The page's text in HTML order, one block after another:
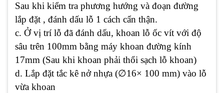
Sau khi kiểm tra phương hướng và đoạn đường
lắp đặt , đánh dấu lỗ 1 cách cẩn thận.
c. Ở vị trí lỗ đã đánh dấu, khoan lỗ ốc vít với độ
sâu trên 100mm bằng máy khoan đường kính
17mm (Sau khi khoan phải thổi sạch lỗ khoan)
d. Lắp đặt tắc kê nở nhựa (∅16× 100 mm) vào lỗ
vừa khoan